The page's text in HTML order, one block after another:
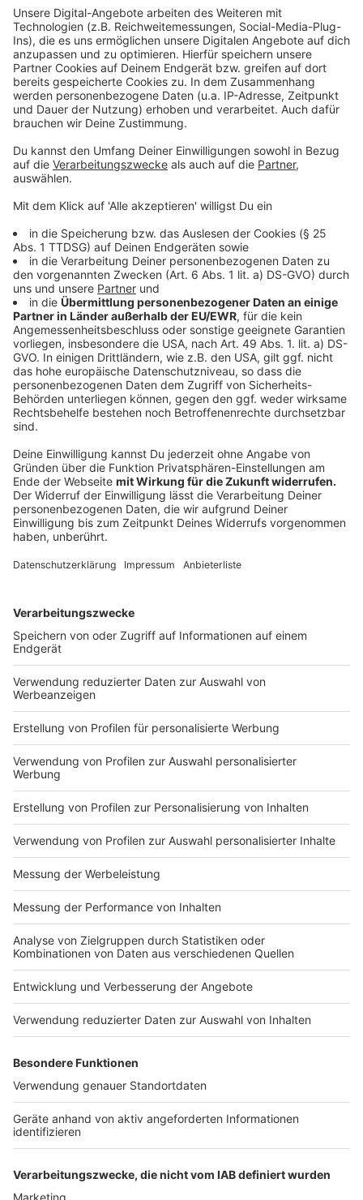
Der Fehler bei den Verbrauchsdaten betrifft nicht alle
der 1.900 Kunden gleichmäßig. Während bei rund der
Hälfte aller Abschlagspläne doppelt bis dreifach
erhöhte Verbräuche zugrunde lagen, wies die andere
Hälfte aller Abschlagspläne keine signifikanten
erhalten diejenigen Haushalte, bei denen der
Abschlagsplan auf abweichenden Verbrauchsdaten
nun die realen Verbrauchswerte der Haushalte aus den
letzten beiden Jahren zugrunde.
Anzeige
Auch korrigierte Abschlagspläne mit
Preissteigerungen
Anzeige
Auch in der Neuberechnung beinhaltet der
Abschlagsplan bei einigen Kunden aufgrund der
Systemintegration nur vier bis sieben
Monatsabschläge statt der gewohnten zwölf. Der
verkürzte Abschlagsplan umfasst die nun anstehenden
verbrauchsintensiven Wintermonate. In der
Heizperiode fallen in Haushalten rund 80 Prozent des
erwarteten Jahresverbrauchs für Wärme an. Die
Verbrauch hingegen werden erst im nächsten
Abschlagsplan berücksichtigt. Dieser wird regulär für
die betroffenen Kunden anhand der neu terminierten
Zählerablesung mit der nächsten Jahresrechnung
erstellt. Auch die korrigierten Abschlagspläne für die
ehemaligen Kunden der Westfälischen Fernwärme
enthalten deutlich höhere Abschläge als noch im
Vorjahr. Grund dafür sind die im Krisenjahr 2022 extrem
gestiegenen Energiepreise, die erst im Folgejahr im
Fernwärmepreis bemerkbar werden. Die
Wärmepreisbremse deckelt den Fernwärmepreis für
80 Prozent des Vorjahresverbrauchs auf 9,5 Cent je
Kilowattstunde, der ungebremste Preis liegt jedoch
bei 22,8 Cent/Kilowattstunde.
Anzeige
Mehr Klarheit für die Zukunft ab Dezember
Anzeige
Bis Mitte Dezember die neuen Fernwärmepreise für
Grundlage für die Abschlagsberechnungen ab Januar.
Bis dahin, so hoffen die Stadtwerke Münster, ist auch
ein weiterer großer Unsicherheitsfaktor für die
Entwicklung der Energiepreise politisch geklärt: die
Verlängerung der Wärmepreisbremse bis Ende März